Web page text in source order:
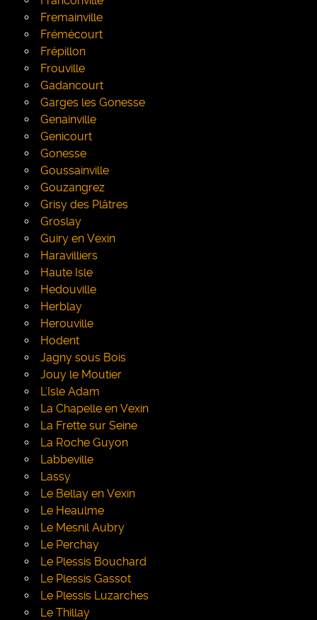
Fremainville
Frémécourt
Frépillon
Frouville
Gadancourt
Garges les Gonesse
Genainville
Genicourt
Gonesse
Goussainville
Gouzangrez
Grisy des Plâtres
Groslay
Guiry en Vexin
Haravilliers
Haute Isle
Hedouville
Herblay
Herouville
Hodent
Jagny sous Bois
Jouy le Moutier
L'Isle Adam
La Chapelle en Vexin
La Frette sur Seine
La Roche Guyon
Labbeville
Lassy
Le Bellay en Vexin
Le Heaulme
Le Mesnil Aubry
Le Perchay
Le Plessis Bouchard
Le Plessis Gassot
Le Plessis Luzarches
Le Thillay